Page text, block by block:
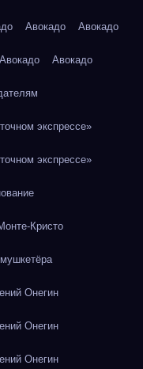
Авокадо Авокадо
Авокадо Авокадо
экспрессе»
экспрессе»
Кристо
Онегин
Онегин
Онегин